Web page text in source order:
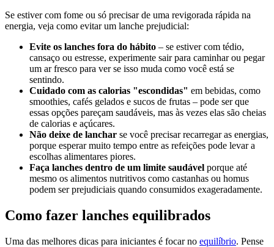
Se estiver com fome ou só precisar de uma revigorada rápida na
energia, veja como evitar um lanche prejudicial:
Evite os lanches fora do hábito – se estiver com tédio,
cansaço ou estresse, experimente sair para caminhar ou pegar
um ar fresco para ver se isso muda como você está se
sentindo.
Cuidado com as calorias "escondidas" em bebidas, como
smoothies, cafés gelados e sucos de frutas – pode ser que
essas opções pareçam saudáveis, mas às vezes elas são cheias
de calorias e açúcares.
Não deixe de lanchar se você precisar recarregar as energias,
porque esperar muito tempo entre as refeições pode levar a
escolhas alimentares piores.
Faça lanches dentro de um limite saudável porque até
mesmo os alimentos nutritivos como castanhas ou homus
podem ser prejudiciais quando consumidos exageradamente.
Como fazer lanches equilibrados
Uma das melhores dicas para iniciantes é focar no equilíbrio. Pense